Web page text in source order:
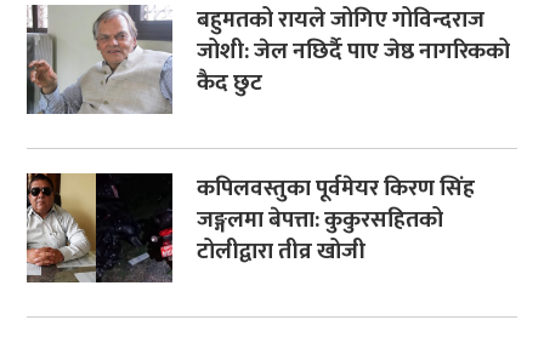
बहुमतको रायले जोगिए गोविन्दराज
जोशी: जेल नछिर्दै पाए जेष्ठ नागरिकको
कैद छुट
कपिलवस्तुका पूर्वमेयर किरण सिंह
जङ्गलमा बेपत्ता: कुकुरसहितको
टोलीद्वारा तीव्र खोजी